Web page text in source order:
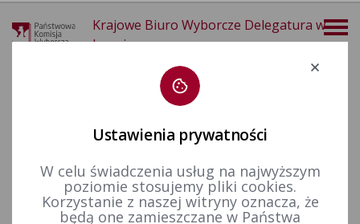
Krajowe Biuro Wyborcze Delegatura w
Legnicy
Ustawienia prywatności
W celu świadczenia usług na najwyższym
poziomie stosujemy pliki cookies.
Korzystanie z naszej witryny oznacza, że
będą one zamieszczane w Państwa